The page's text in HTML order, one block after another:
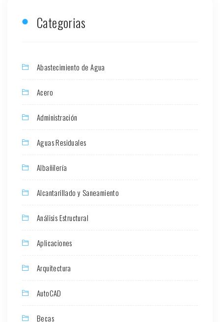
Categorias
Abastecimiento de Agua
Acero
Administración
Aguas Residuales
Albañilería
Alcantarillado y Saneamiento
Análisis Estructural
Aplicaciones
Arquitectura
AutoCAD
Becas